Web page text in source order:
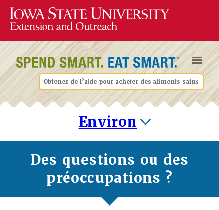
Obtenez de l’aide pour acheter des aliments sains
Environ
Des questions ou des
préoccupations ?